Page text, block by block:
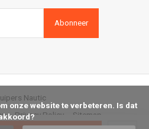
Abonneer
Privacy Policy Sitemap
Nautic